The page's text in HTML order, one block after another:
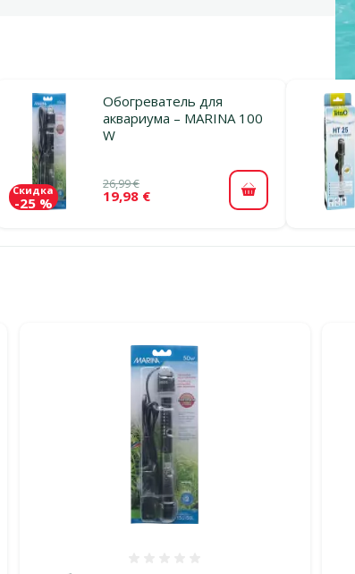
Обогреватель для
аквариума – MARINA 100
W
26,99 €
19,98 €
Скидка
-25 % В корзину